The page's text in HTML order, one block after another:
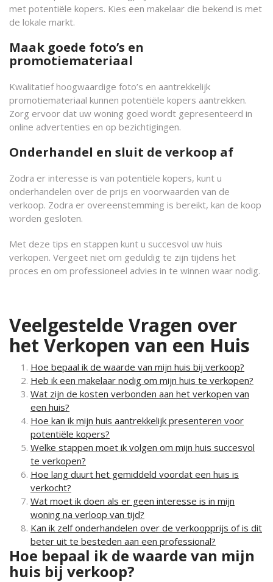
met potentiële kopers. Kies een makelaar die bekend is met
de lokale markt.
Maak goede foto’s en
promotiemateriaal
Kwalitatief hoogwaardige foto’s en aantrekkelijk
promotiemateriaal kunnen potentiële kopers aantrekken.
Zorg ervoor dat uw woning goed wordt gepresenteerd in
online advertenties en op bezichtigingen.
Onderhandel en sluit de verkoop af
Zodra er interesse is van potentiële kopers, kunt u
onderhandelen over de prijs en voorwaarden van de
verkoop. Zodra er overeenstemming is bereikt, kan de koop
worden gesloten.
Met deze tips en stappen kunt u succesvol uw huis
verkopen. Vergeet niet om geduldig te zijn tijdens het
proces en om professioneel advies in te winnen waar nodig.
Veelgestelde Vragen over
het Verkopen van een Huis
Hoe bepaal ik de waarde van mijn huis bij verkoop?
Heb ik een makelaar nodig om mijn huis te verkopen?
Wat zijn de kosten verbonden aan het verkopen van
een huis?
Hoe kan ik mijn huis aantrekkelijk presenteren voor
potentiële kopers?
Welke stappen moet ik volgen om mijn huis succesvol
te verkopen?
Hoe lang duurt het gemiddeld voordat een huis is
verkocht?
Wat moet ik doen als er geen interesse is in mijn
woning na verloop van tijd?
Kan ik zelf onderhandelen over de verkoopprijs of is dit
beter uit te besteden aan een professional?
Hoe bepaal ik de waarde van mijn
huis bij verkoop?